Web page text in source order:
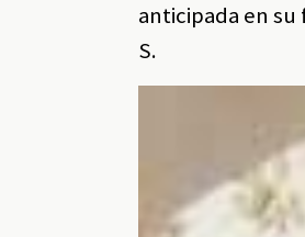
anticipada en su
S.